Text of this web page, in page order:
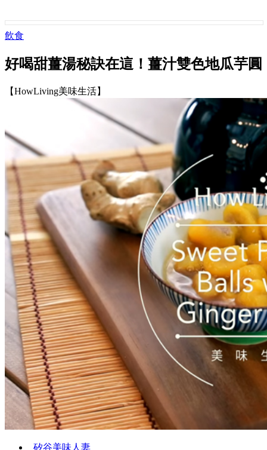
飲食
好喝甜薑湯秘訣在這！薑汁雙色地瓜芋圓
【HowLiving美味生活】
矽谷美味人妻